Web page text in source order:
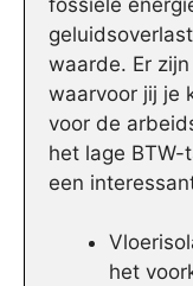
waarde. Er
waarvoor jij je
voor de
het lage
een
het